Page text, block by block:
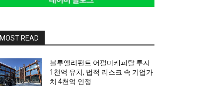
MOST READ
블루엘리펀트 어펄마캐피탈 투자
1천억 유치, 법적 리스크 속 기업가
치 4천억 인정